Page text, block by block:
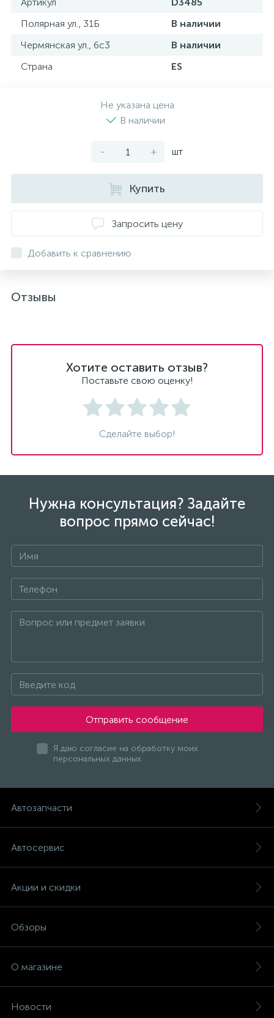
Полярная ул., 31Б
В наличии
Чермянская ул., 6с3
В наличии
Страна
ES
Не указана цена
В наличии
- + шт
Купить
Запросить цену
Добавить к сравнению
Отзывы
Хотите оставить отзыв?
Поставьте свою оценку!
Сделайте выбор!
Нужна консультация? Задайте
вопрос прямо сейчас!
Отправить сообщение
Я даю согласие на обработку моих
персональных данных
Автозапчасти
Автосервис
Акции и скидки
Обзоры
О магазине
Новости